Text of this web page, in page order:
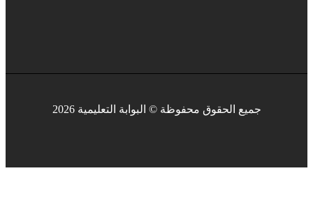
جميع الحقوق محفوظة © البوابة التعليمية 2026